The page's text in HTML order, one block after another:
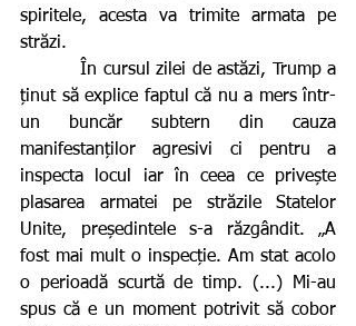
spiritele, acesta va trimite armata pe
străzi.
          În cursul zilei de astăzi, Trump a
ținut să explice faptul că nu a mers într-
un buncăr subtern din cauza
manifestanților agresivi ci pentru a
inspecta locul iar în ceea ce privește
plasarea armatei pe străzile Statelor
Unite, președintele s-a răzgândit. „A
fost mai mult o inspecție. Am stat acolo
o perioadă scurtă de timp. (...) Mi-au
spus că e un moment potrivit să cobor